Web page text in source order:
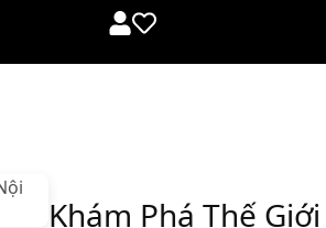
Khám Phá Thế